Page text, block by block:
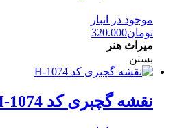
موجود در انبار
تومان320.000
میراث هنر
بستن
نقشه گچبری کد H-1074